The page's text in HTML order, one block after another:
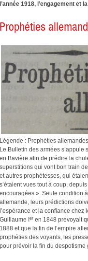
l’année 1918, l’engagement et
Prophéties
Légende : Prophéties
Le Bulletin des armées
en Bavière afin de prédire la
superstitions qui vont bon train
et autres prophétesses, qui
s’étaient vues tout à coup,
encouragées ». Seule condition
allemande, leurs prédictions
l’espérance et la confiance
Guillaume
er en 1848 prévoyait
1888 et que la fin de l’empire
prophéties des voyants, les
pour prévoir la fin du despotisme